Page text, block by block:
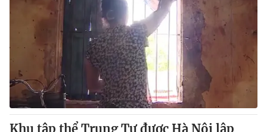
Khu tập thể Trung Tự được Hà Nội lập